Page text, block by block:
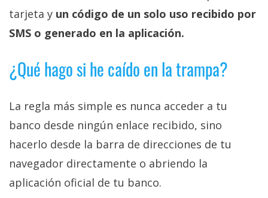
tarjeta y un código de un solo uso recibido por
SMS o generado en la aplicación.
¿Qué hago si he caído en la trampa?
La regla más simple es nunca acceder a tu
banco desde ningún enlace recibido, sino
hacerlo desde la barra de direcciones de tu
navegador directamente o abriendo la
aplicación oficial de tu banco.